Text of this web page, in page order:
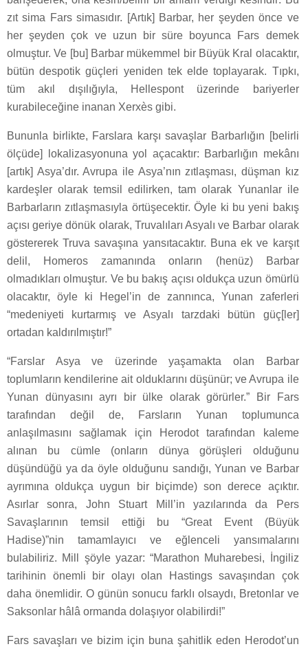
zıt sima Fars simasıdır. [Artık] Barbar, her şeyden önce ve
her şeyden çok ve uzun bir süre boyunca Fars demek
olmuştur. Ve [bu] Barbar mükemmel bir Büyük Kral olacaktır,
bütün despotik güçleri yeniden tek elde toplayarak. Tıpkı,
tüm akıl dışılığıyla, Hellespont üzerinde bariyerler
kurabileceğine inanan Xerxès gibi.
Bununla birlikte, Farslara karşı savaşlar Barbarlığın [belirli
ölçüde] lokalizasyonuna yol açacaktır: Barbarlığın mekânı
[artık] Asya’dır. Avrupa ile Asya’nın zıtlaşması, düşman kız
kardeşler olarak temsil edilirken, tam olarak Yunanlar ile
Barbarların zıtlaşmasıyla örtüşecektir. Öyle ki bu yeni bakış
açısı geriye dönük olarak, Truvalıları Asyalı ve Barbar olarak
göstererek Truva savaşına yansıtacaktır. Buna ek ve karşıt
delil, Homeros zamanında onların (henüz) Barbar
olmadıkları olmuştur. Ve bu bakış açısı oldukça uzun ömürlü
olacaktır, öyle ki Hegel’in de zannınca, Yunan zaferleri
“medeniyeti kurtarmış ve Asyalı tarzdaki bütün güç[ler]
ortadan kaldırılmıştır!”
“Farslar Asya ve üzerinde yaşamakta olan Barbar
toplumların kendilerine ait olduklarını düşünür; ve Avrupa ile
Yunan dünyasını ayrı bir ülke olarak görürler.” Bir Fars
tarafından değil de, Farsların Yunan toplumunca
anlaşılmasını sağlamak için Herodot tarafından kaleme
alınan bu cümle (onların dünya görüşleri olduğunu
düşündüğü ya da öyle olduğunu sandığı, Yunan ve Barbar
ayrımına oldukça uygun bir biçimde) son derece açıktır.
Asırlar sonra, John Stuart Mill’in yazılarında da Pers
Savaşlarının temsil ettiği bu “Great Event (Büyük
Hadise)”nin tamamlayıcı ve eğlenceli yansımalarını
bulabiliriz. Mill şöyle yazar: “Marathon Muharebesi, İngiliz
tarihinin önemli bir olayı olan Hastings savaşından çok
daha önemlidir. O günün sonucu farklı olsaydı, Bretonlar ve
Saksonlar hâlâ ormanda dolaşıyor olabilirdi!”
Fars savaşları ve bizim için buna şahitlik eden Herodot’un